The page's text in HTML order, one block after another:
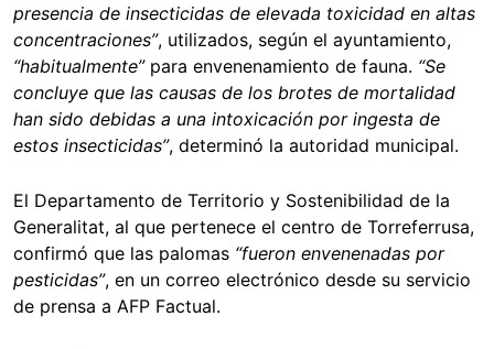
presencia de insecticidas de elevada toxicidad en altas
concentraciones”, utilizados, según el ayuntamiento,
“habitualmente”para envenenamiento de fauna. “Se
concluye que las causas de los brotes de mortalidad
han sido debidas a una intoxicación por ingesta de
estos insecticidas”, determinó la autoridad municipal.
El Departamento de Territorio y Sostenibilidad de la
Generalitat, al que pertenece el centro de Torreferrusa,
confirmó que las palomas “fueron envenenadas por
pesticidas”, en un correo electrónico desde su servicio
de prensa a AFP Factual.